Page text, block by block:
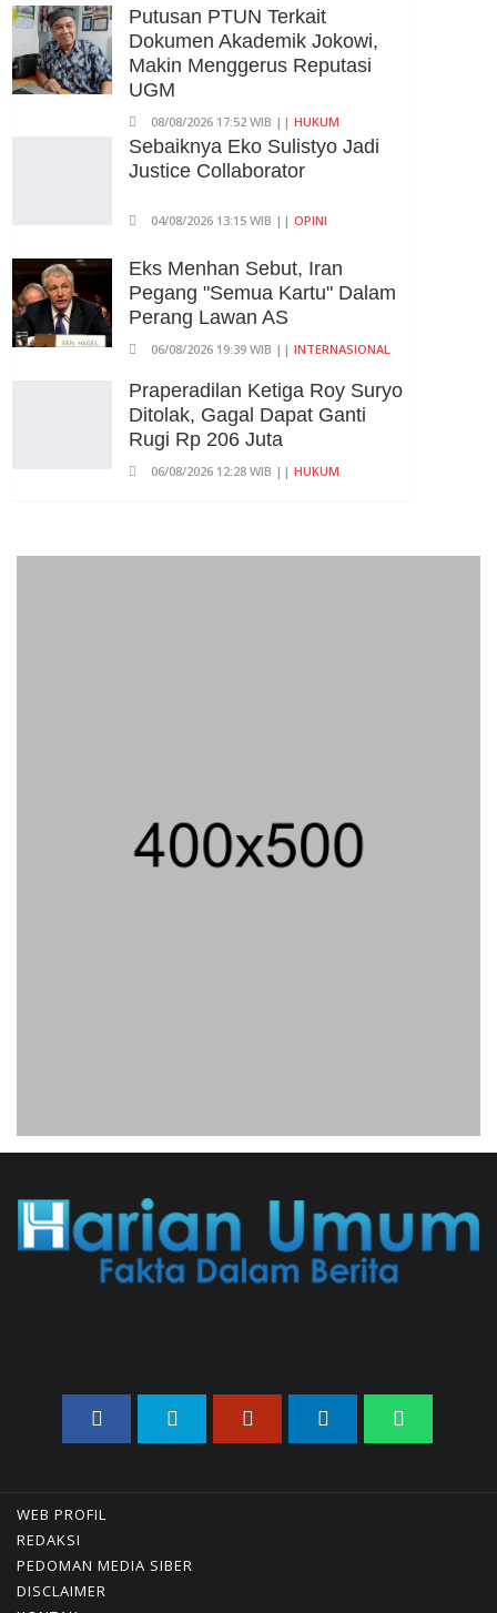
Kemenkeu
06/08/2026 19:02 WIB ||KEUANGAN
Ratusan Senjata Api Dan
Narkoba Ditemukan Di Ruang
Kepala Yayasan Sekolah Di
Jaksel
Putusan PTUN Terkait
Dokumen Akademik Jokowi,
Makin Menggerus Reputasi
UGM
08/08/2026 17:52 WIB || HUKUM
Sebaiknya Eko Sulistyo Jadi
Justice Collaborator
04/08/2026 13:15 WIB || OPINI
Eks Menhan Sebut, Iran
Pegang "Semua Kartu" Dalam
Perang Lawan AS
06/08/2026 19:39 WIB || INTERNASIONAL
Praperadilan Ketiga Roy Suryo
Ditolak, Gagal Dapat Ganti
Rugi Rp 206 Juta
06/08/2026 12:28 WIB || HUKUM
Suspend SPPG Karangturi
Merdeka Barat
04/08/2026 22:54 WIB ||MAKRO/MIKRO
Jenderal Dudung Pimpin
03/08/2026 18:31 WIB || PENDIDIKAN
WEB PROFIL
REDAKSI
PEDOMAN MEDIA SIBER
DISCLAIMER